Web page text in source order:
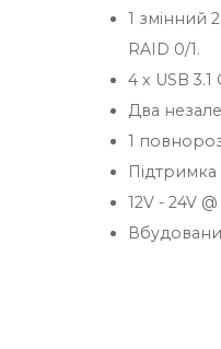
1 змінний
RAID 0/1.
4 x USB 3.1
Два
1
12V - 24V